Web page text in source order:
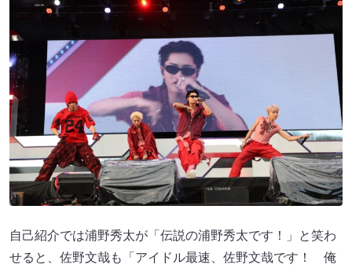
自己紹介では浦野秀太が「伝説の浦野秀太です！」と笑わ
せると、佐野文哉も「アイドル最速、佐野文哉です！ 俺